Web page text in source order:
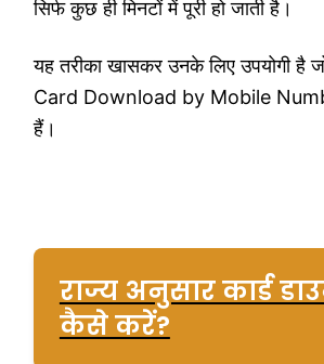
सिर्फ कुछ ही मिनटों में पूरी हो जाती है।
यह तरीका खासकर उनके लिए उपयोगी है
Card Download by Mobile
हैं।
राज्य अनुसार कार्ड
कैसे करें?